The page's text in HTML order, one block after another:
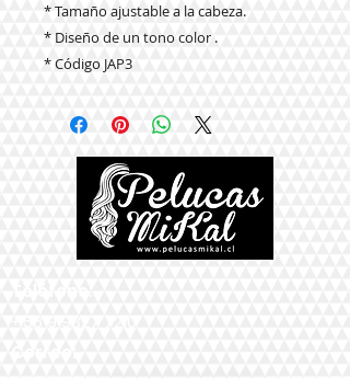
* Tamaño ajustable a la cabeza.
* Diseño de un tono color .
* Código JAP3